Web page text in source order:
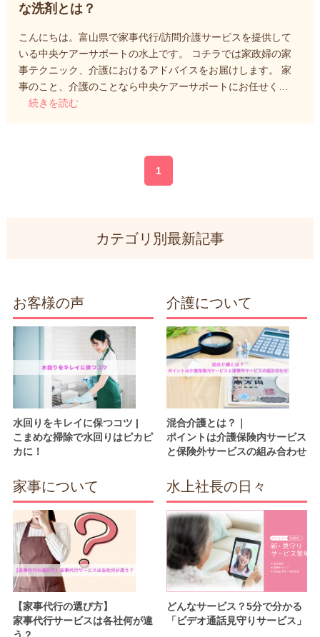
な洗剤とは？
こんにちは。富山県で家事代行/訪問介護サービスを提供して
いる中央ケアーサポートの水上です。 コチラでは家政婦の家
事テクニック、介護におけるアドバイスをお届けします。 家
事のこと、介護のことなら中央ケアーサポートにお任せく…
続きを読む
1
カテゴリ別最新記事
お客様の声
水回りをキレイに保つコツ |
こまめな掃除で水回りはピカピ
カに！
介護について
混合介護とは？｜
ポイントは介護保険内サービス
と保険外サービスの組み合わせ
家事について
【家事代行の選び方】
家事代行サービスは各社何が違
水上社長の日々
どんなサービス？5分で分かる
「ビデオ通話見守りサービス」